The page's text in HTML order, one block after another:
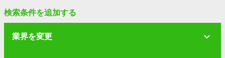
検索条件を追加する
業界を変更